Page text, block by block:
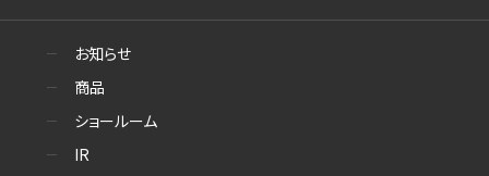
お知らせ
商品
ショールーム
IR